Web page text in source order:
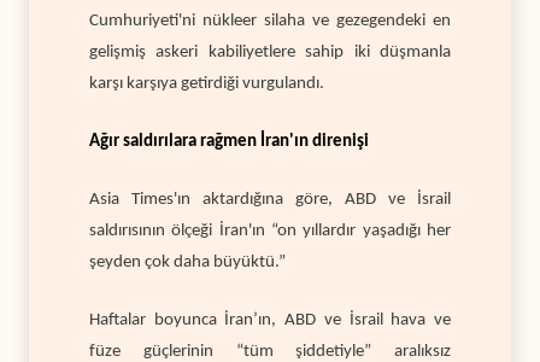
Cumhuriyeti'ni nükleer silaha ve gezegendeki en
gelişmiş askeri kabiliyetlere sahip iki düşmanla
karşı karşıya getirdiği vurgulandı.
Ağır saldırılara rağmen İran'ın direnişi
Asia Times'ın aktardığına göre, ABD ve İsrail
saldırısının ölçeği İran'ın “on yıllardır yaşadığı her
şeyden çok daha büyüktü.”
Haftalar boyunca İran’ın, ABD ve İsrail hava ve
füze güçlerinin “tüm şiddetiyle” aralıksız